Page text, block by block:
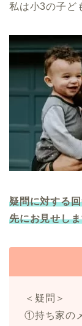
私は小3の子ど
疑問に対する
先にお見せし
＜疑問＞
①持ち家の